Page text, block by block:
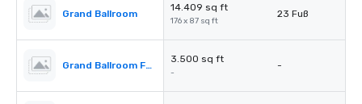
Grand Ballroom
14.409 sq ft
176 x 87 sq ft
23 Fuß
Grand Ballroom Foyer
3.500 sq ft
-
-